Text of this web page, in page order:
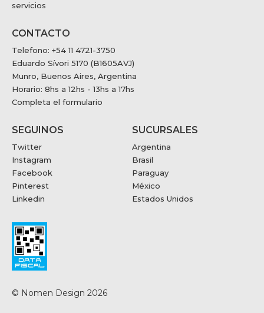
servicios
CONTACTO
Telefono: +54 11 4721-3750
Eduardo Sívori 5170 (B1605AVJ)
Munro, Buenos Aires, Argentina
Horario: 8hs a 12hs - 13hs a 17hs
Completa el formulario
SEGUINOS
Twitter
Instagram
Facebook
Pinterest
Linkedin
SUCURSALES
Argentina
Brasil
Paraguay
México
Estados Unidos
© Nomen Design 2026